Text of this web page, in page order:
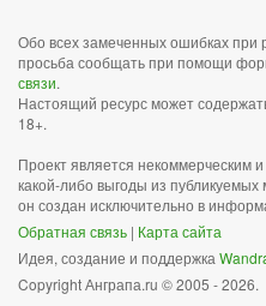
Обо всех замеченных ошибках при
просьба сообщать при помощи
связи.
Настоящий ресурс может
18+.
Проект является некоммерческим
какой-либо выгоды из публикуемых
он создан исключительно в
Обратная связь | Карта сайта
Идея, создание и поддержка
Copyright Анграпа.ru © 2005 - 2026.